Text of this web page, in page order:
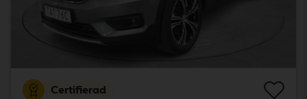
Certifierad